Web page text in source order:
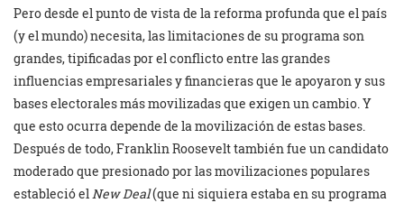
Pero desde el punto de vista de la reforma profunda que el país
(y el mundo) necesita, las limitaciones de su programa son
grandes, tipificadas por el conflicto entre las grandes
influencias empresariales y financieras que le apoyaron y sus
bases electorales más movilizadas que exigen un cambio. Y
que esto ocurra depende de la movilización de estas bases.
Después de todo, Franklin Roosevelt también fue un candidato
moderado que presionado por las movilizaciones populares
estableció el New Deal(que ni siquiera estaba en su programa